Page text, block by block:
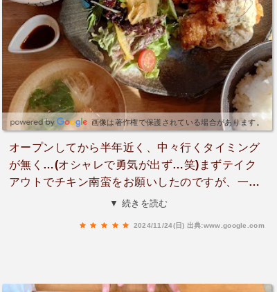
画像は著作権で保護されている場合があります。
オープンしてから半年近く、中々行くタイミング
が無く…(オシャレで勇気が出ず…笑)まずテイク
アウトでチキン南蛮をお願いしたのですが、一枚
が唐揚げ2個分くらい？想像以上に鶏肉がでか
たが、大きめの男性(180cm)でもこの味と量に大
▼ 続きを読む
2024/11/24(日) 出典:www.google.com